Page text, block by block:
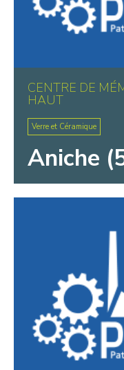
CENTRE DE
HAUT
Verre et Céramique
Aniche